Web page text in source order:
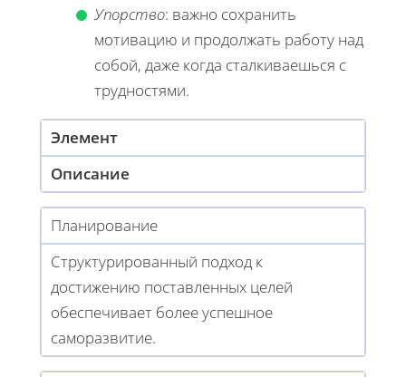
Упорство: важно сохранить
мотивацию и продолжать работу над
собой, даже когда сталкиваешься с
трудностями.
Элемент
Описание
Планирование
Структурированный подход к
достижению поставленных целей
обеспечивает более успешное
саморазвитие.